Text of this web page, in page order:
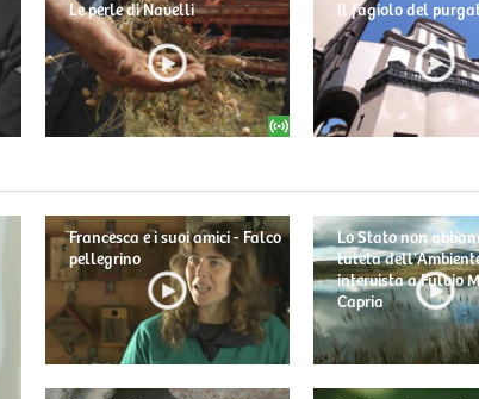
Le perle di Navelli Il fagiolo del
Francesca e i suoi amici - Falco
pellegrino
Lo Stato non
tutela
intervista a Fulvio
Capria